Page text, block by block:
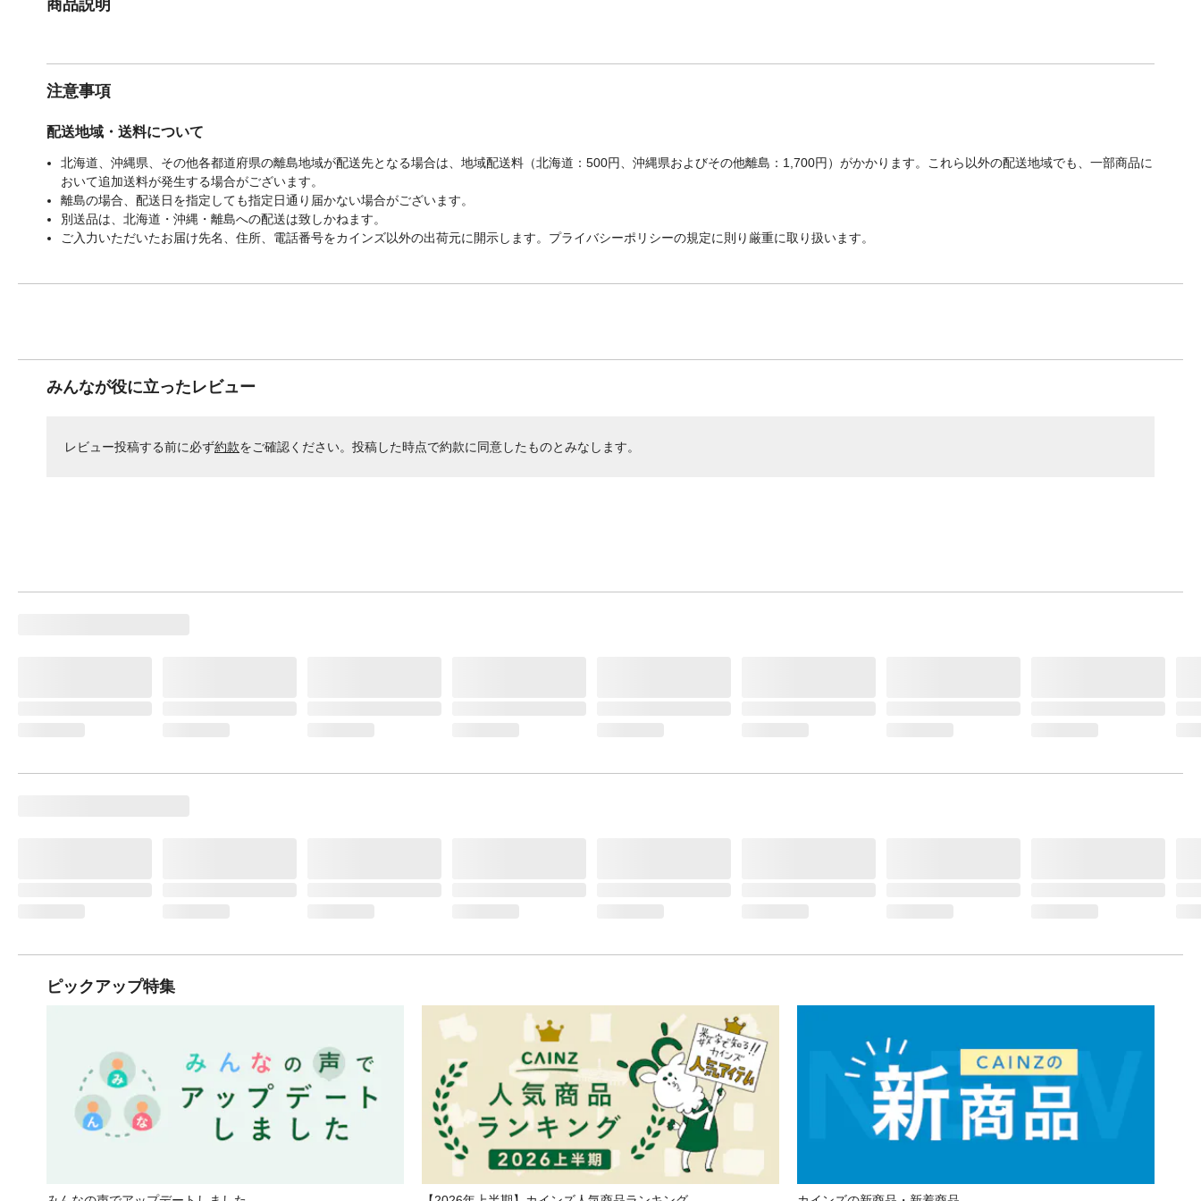
商品説明
注意事項
配送地域・送料について
北海道、沖縄県、その他各都道府県の離島地域が配送先となる場合は、地域配送料（北海道：500円、沖縄県およびその他離島：1,700円）がかかります。これら以外の配送地域でも、一部商品に
おいて追加送料が発生する場合がございます。
離島の場合、配送日を指定しても指定日通り届かない場合がございます。
別送品は、北海道・沖縄・離島への配送は致しかねます。
ご入力いただいたお届け先名、住所、電話番号をカインズ以外の出荷元に開示します。プライバシーポリシーの規定に則り厳重に取り扱います。
みんなが役に立ったレビュー
レビュー投稿する前に必ず約款をご確認ください。投稿した時点で約款に同意したものとみなします。
ピックアップ特集